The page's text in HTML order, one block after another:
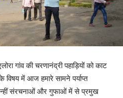
गांव की चरणानंद्री पहाड़ियों को काट
में आज हमारे सामने पर्याप्त
इन्हीं संरचनाओं और गुफाओं में से प्रमुख